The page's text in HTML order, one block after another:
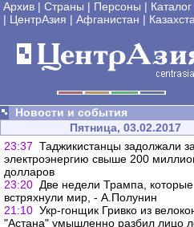
Архив | Страны | Персоны | Каталог
| ЦентрАзия | Афганистан |
Новости и события
Пятница, 03.02.2017
23:37 Таджикистанцы задолжали за
электроэнергию свыше 200
долларов
23:20 Две недели Трампа, которые
встряхнули мир, - А.Полунин
21:10 Укр-гонщик Гривко из
"Астана" умышленно разбил лицо